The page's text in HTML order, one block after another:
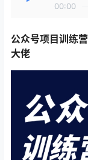
00:00
公众号项目训练营
大佬